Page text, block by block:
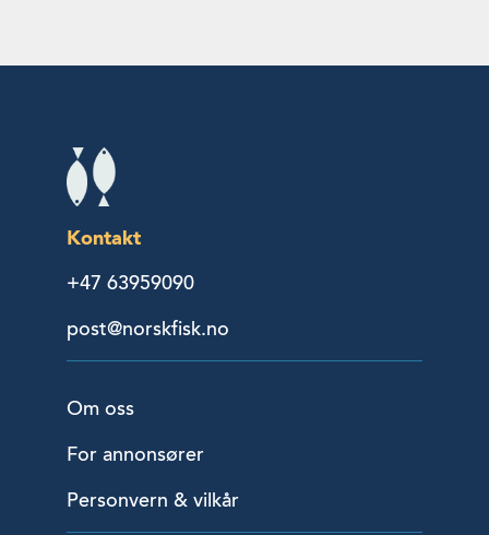
Kontakt
+47 63959090
post@norskfisk.no
Om oss
For annonsører
Personvern & vilkår